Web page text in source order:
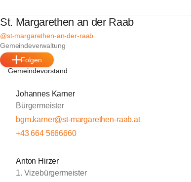
St. Margarethen an der Raab
@st-margarethen-an-der-raab
Gemeindeverwaltung
Folgen
Gemeindevorstand
Johannes Karner
Bürgermeister
bgm.karner@st-margarethen-raab.at
+43 664 5666660
Anton Hirzer
1. Vizebürgermeister